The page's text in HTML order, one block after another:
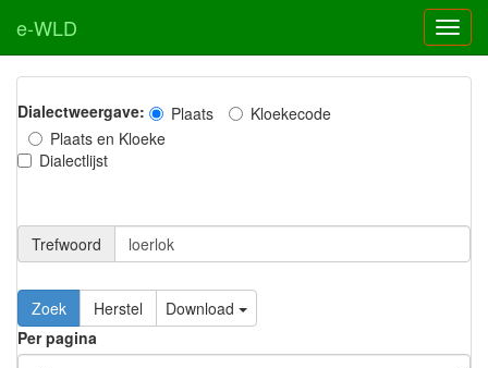
e-WLD
Dialectweergave: Plaats
Kloekecode
Plaats en Kloeke
Dialectlijst
Trefwoord
Download
Per pagina